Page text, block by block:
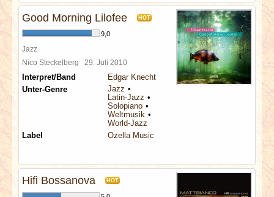
Good Morning Lilofee HOT
9,0
Jazz
Nico Steckelberg 29. Juli 2010
Interpret/Band
Edgar Knecht
Unter-Genre
Jazz
Latin-Jazz
Solopiano
Weltmusik
World-Jazz
Label
Ozella Music
Hifi Bossanova HOT